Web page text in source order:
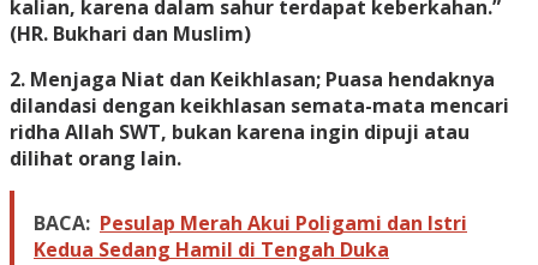
kalian, karena dalam sahur terdapat keberkahan.”
(HR. Bukhari dan Muslim)
2. Menjaga Niat dan Keikhlasan; Puasa hendaknya
dilandasi dengan keikhlasan semata-mata mencari
ridha Allah SWT, bukan karena ingin dipuji atau
dilihat orang lain.
BACA: Pesulap Merah Akui Poligami dan Istri
Kedua Sedang Hamil di Tengah Duka